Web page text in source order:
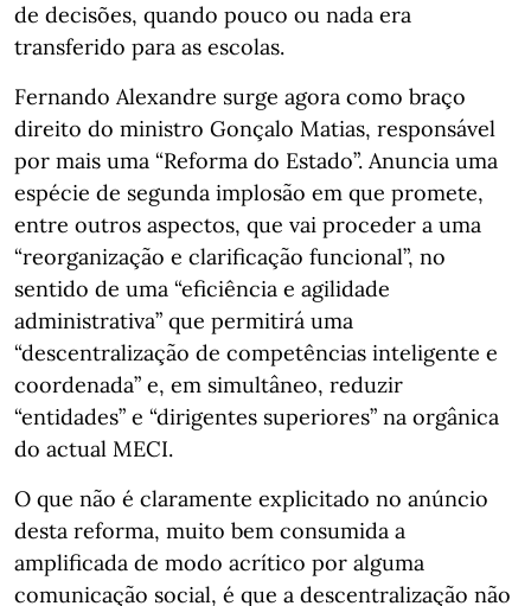
de decisões, quando pouco ou nada era
transferido para as escolas.
Fernando Alexandre surge agora como braço
direito do ministro Gonçalo Matias, responsável
por mais uma “Reforma do Estado”. Anuncia uma
espécie de segunda implosão em que promete,
entre outros aspectos, que vai proceder a uma
“reorganização e clarificação funcional”, no
sentido de uma “eficiência e agilidade
administrativa” que permitirá uma
“descentralização de competências inteligente e
coordenada” e, em simultâneo, reduzir
“entidades” e “dirigentes superiores” na orgânica
do actual MECI.
O que não é claramente explicitado no anúncio
desta reforma, muito bem consumida a
amplificada de modo acrítico por alguma
comunicação social, é que a descentralização não